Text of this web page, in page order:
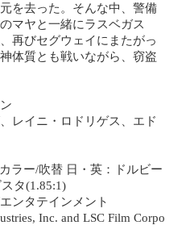
を去った。そんな中、警備
マヤと一緒にラスベガス
再びセグウェイにまたがっ
体質とも戦いながら、窃盗
レイニ・ロドリゲス、エド
ラー/吹替 日・英：ドルビー
タ(1.85:1)
ンタテインメント
Inc. and LSC Film Corpo